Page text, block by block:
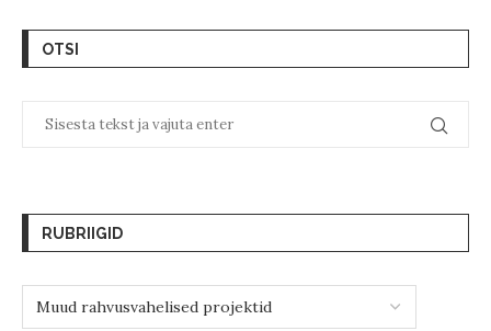
OTSI
RUBRIIGID